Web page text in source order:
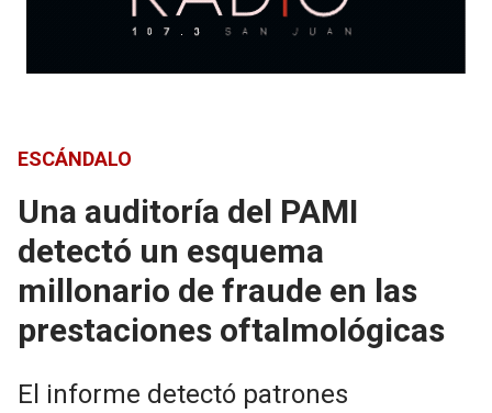
ESCÁNDALO
Una auditoría del PAMI
detectó un esquema
millonario de fraude en las
prestaciones oftalmológicas
El informe detectó patrones